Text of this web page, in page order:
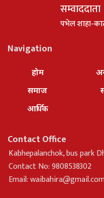
सम्वाददाता
पभेल शाहा-
Navigation
होम
समाज
आर्थिक
Contact Office
Kabhepalanchok, bus park
Contact No: 9808538302
Email: